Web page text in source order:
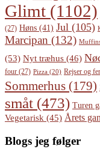
Glimt (1102)
(27) Høns (41) Jul (105)
Marcipan (132)
(53) Nyt træhus (46)
four (27) Pizza (20) Rejser og
Sommerhus (179)
småt (473) Turen
Vegetarisk (45) Årets
Blogs jeg følger